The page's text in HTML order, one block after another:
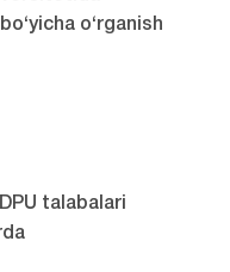
o‘rganish
talabalari